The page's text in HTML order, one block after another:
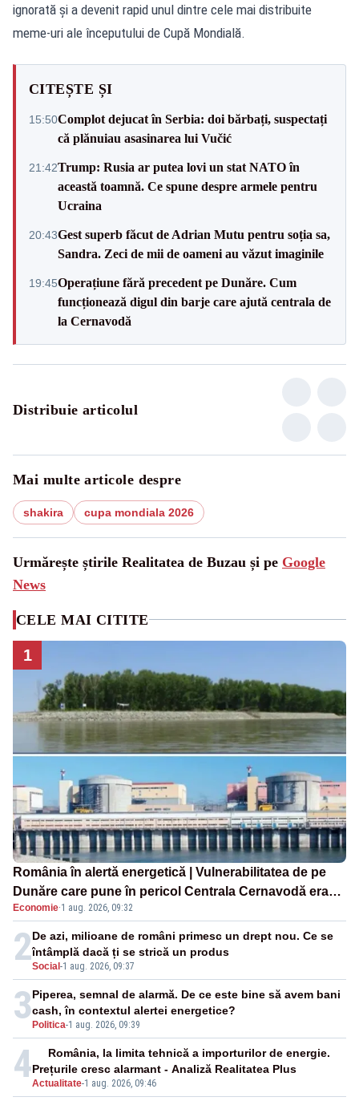
ignorată și a devenit rapid unul dintre cele mai distribuite
meme-uri ale începutului de Cupă Mondială.
CITEȘTE ȘI
15:50Complot dejucat în Serbia: doi bărbați, suspectați
că plănuiau asasinarea lui Vučić
21:42Trump: Rusia ar putea lovi un stat NATO în
această toamnă. Ce spune despre armele pentru
Ucraina
20:43Gest superb făcut de Adrian Mutu pentru soția sa,
Sandra. Zeci de mii de oameni au văzut imaginile
19:45Operațiune fără precedent pe Dunăre. Cum
funcționează digul din barje care ajută centrala de
la Cernavodă
Distribuie articolul
Mai multe articole despre
shakira cupa mondiala 2026
Urmărește știrile Realitatea de Buzau și pe Google
News
CELE MAI CITITE
1
România în alertă energetică | Vulnerabilitatea de pe
Dunăre care pune în pericol Centrala Cernavodă era
cunoscută de pe vremea lui Ceaușescu
Economie·1 aug. 2026, 09:32
2Social -1 aug. 2026, 09:37
De azi, milioane de români primesc un drept nou. Ce se
întâmplă dacă ți se strică un produs
3 Politica-1 aug. 2026, 09:39
Piperea, semnal de alarmă. De ce este bine să avem bani
cash, în contextul alertei energetice?
4Actualitate-1 aug. 2026, 09:46
România, la limita tehnică a importurilor de energie.
Prețurile cresc alarmant - Analiză Realitatea Plus